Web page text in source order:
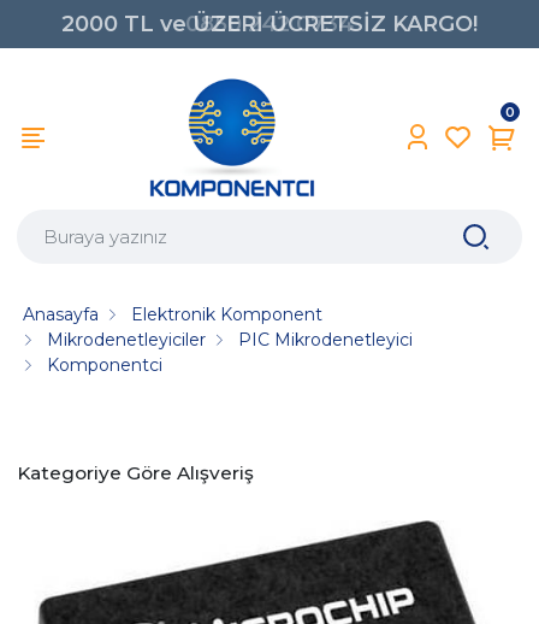
2000 TL ve ÜZERİ ÜCRETSİZ KARGO!
0850 242 0734
0
Anasayfa
Elektronik Komponent
Mikrodenetleyiciler
PIC Mikrodenetleyici
Komponentci
Kategoriye Göre Alışveriş